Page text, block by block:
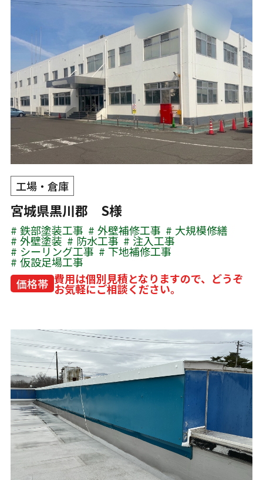
工場・倉庫
宮城県黒川郡 S様
鉄部塗装工事 外壁補修工事 大規模修繕
外壁塗装 防水工事 注入工事
シーリング工事 下地補修工事
仮設足場工事
価格帯 費用は個別見積となりますので、どうぞ
お気軽にご相談ください。